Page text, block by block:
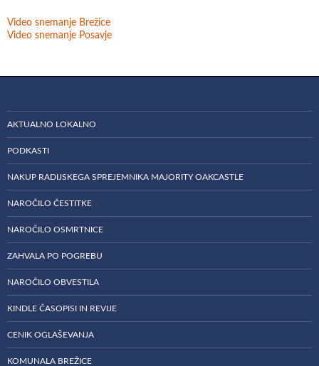
Video snemanje Brežice
Video snemanje Posavje
AKTUALNO LOKALNO
PODKASTI
NAKUP RADIJSKEGA SPREJEMNIKA MAJORITY OAKCASTLE
NAROČILO ČESTITKE
NAROČILO OSMRTNICE
ZAHVALA PO POGREBU
NAROČILO OBVESTILA
KINDLE ČASOPISI IN REVIJE
CENIK OGLAŠEVANJA
KOMUNALA BREŽICE